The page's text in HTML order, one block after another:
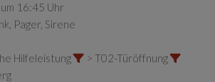
16:45 Uhr
Pager, Sirene
Hilfeleistung
> T02-Türöffnung